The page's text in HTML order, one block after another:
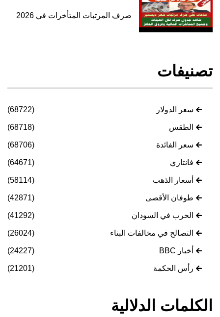
صرف المرتبات المتأخرات في 2026
تصنيفات
سعر الدولار (68722)
الطقس (68718)
سعر الفائدة (68706)
فانتازي (64671)
أسعار الذهب (58114)
طوفان الأقصى (42871)
الحرب في السودان (41292)
التصالح في مخالفات البناء (26024)
أخبار BBC (24227)
رأس الحكمة (21201)
الكلمات الدلالية